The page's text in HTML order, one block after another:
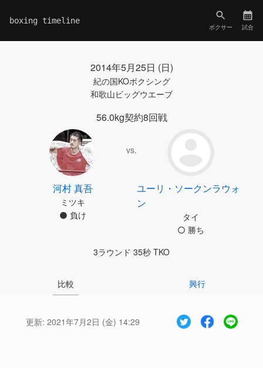
boxing timeline
ボクサー 試合
2014年5月25日 (日)
紀の国KOボクシング
和歌山ビッグウエーブ
56.0kg契約8回戦
河村 真吾
ミツキ
負け
vs.
ユーリ・ソークンラウォ
ン
タイ
勝ち
3ラウンド 35秒 TKO
比較 興行
更新: 2021年7月2日 (金) 14:29